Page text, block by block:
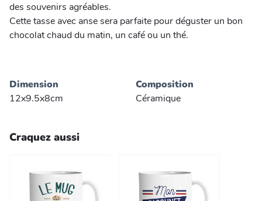
des souvenirs agréables.
Cette tasse avec anse sera parfaite pour déguster un bon
chocolat chaud du matin, un café ou un thé.
Dimension
12x9.5x8cm
Composition
Céramique
Craquez aussi